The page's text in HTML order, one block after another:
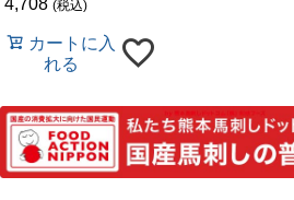
口噛むたびに幸せを味わえます
て髪の部位が柔らかくてビック
マイケル 1 購入者
投稿日
2025/09/08
税込
カートに入
れる